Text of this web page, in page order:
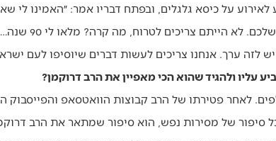
לאירוע על כיסא גלגלים, ובפתח דבריו אמר: ״האמינו לי
מצטער על
לזה ערך. אנחנו צריכים לעשות דברים שיוסיפו לעם
עליו ולהגיד שהוא הכי מאפיין את הרב דרוקמן?
לאחר פטירתו של הרב קבוצות הוואטסאפ והפייסבוק
סיפור של מסירות נפש, הוא סיפור שמתאר את הרב